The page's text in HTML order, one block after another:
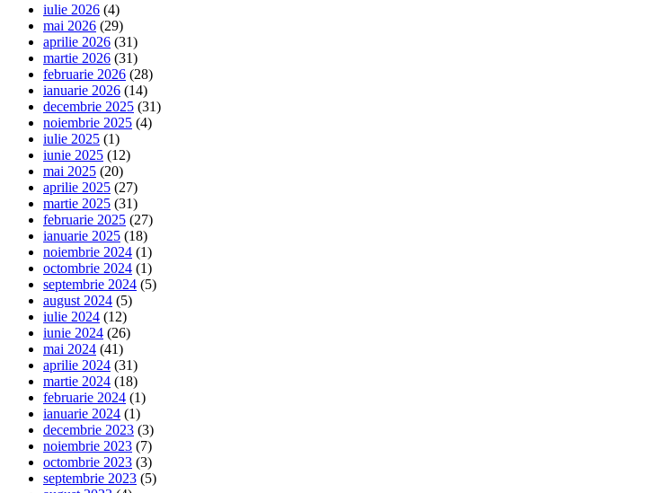
iulie 2026 (4)
mai 2026 (29)
aprilie 2026 (31)
martie 2026 (31)
februarie 2026 (28)
ianuarie 2026 (14)
decembrie 2025 (31)
noiembrie 2025 (4)
iulie 2025 (1)
iunie 2025 (12)
mai 2025 (20)
aprilie 2025 (27)
martie 2025 (31)
februarie 2025 (27)
ianuarie 2025 (18)
noiembrie 2024 (1)
octombrie 2024 (1)
septembrie 2024 (5)
august 2024 (5)
iulie 2024 (12)
iunie 2024 (26)
mai 2024 (41)
aprilie 2024 (31)
martie 2024 (18)
februarie 2024 (1)
ianuarie 2024 (1)
decembrie 2023 (3)
noiembrie 2023 (7)
octombrie 2023 (3)
septembrie 2023 (5)